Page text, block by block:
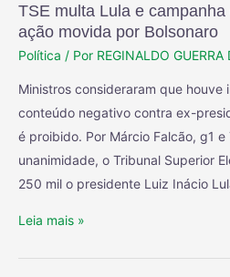
TSE multa Lula e
ação movida por Bolsonaro
Política / Por REGINALDO GUERRA
Ministros consideraram que houve
conteúdo negativo contra ex-
é proibido. Por Márcio Falcão, g1
unanimidade, o Tribunal Superior
250 mil o presidente Luiz Inácio
Leia mais »